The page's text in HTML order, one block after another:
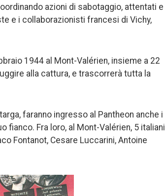
azioni di sabotaggio, attentati e
e i collaborazionisti francesi di Vichy,
1944 al Mont-Valérien, insieme a 22
alla cattura, e trascorrerà tutta la
faranno ingresso al Pantheon anche i
fianco. Fra loro, al Mont-Valérien, 5 italiani
Fontanot, Cesare Luccarini, Antoine